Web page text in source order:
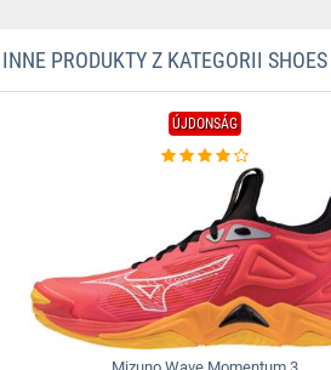
INNE PRODUKTY Z KATEGORII SHOES
ÚJDONSÁG